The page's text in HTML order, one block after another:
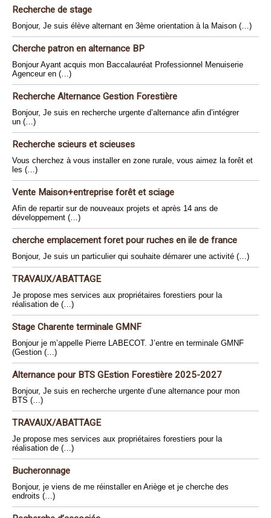
Recherche de stage
Bonjour, Je suis élève alternant en 3ème orientation à la Maison (…)
Cherche patron en alternance BP
Bonjour Ayant acquis mon Baccalauréat Professionnel Menuiserie
Agenceur en (…)
Recherche Alternance Gestion Forestière
Bonjour, Je suis en recherche urgente d’alternance afin d’intégrer
un (…)
Recherche scieurs et scieuses
Vous cherchez à vous installer en zone rurale, vous aimez la forêt et
les (…)
Vente Maison+entreprise forêt et sciage
Afin de repartir sur de nouveaux projets et après 14 ans de
développement (…)
cherche emplacement foret pour ruches en ile de france
Bonjour, Je suis un particulier qui souhaite démarer une activité (…)
TRAVAUX/ABATTAGE
Je propose mes services aux propriétaires forestiers pour la
réalisation de (…)
Stage Charente terminale GMNF
Bonjour je m’appelle Pierre LABECOT. J’entre en terminale GMNF
(Gestion (…)
Alternance pour BTS GEstion Forestière 2025-2027
Bonjour, Je suis en recherche urgente d’une alternance pour mon
BTS (…)
TRAVAUX/ABATTAGE
Je propose mes services aux propriétaires forestiers pour la
réalisation de (…)
Bucheronnage
Bonjour, je viens de me réinstaller en Ariège et je cherche des
endroits (…)